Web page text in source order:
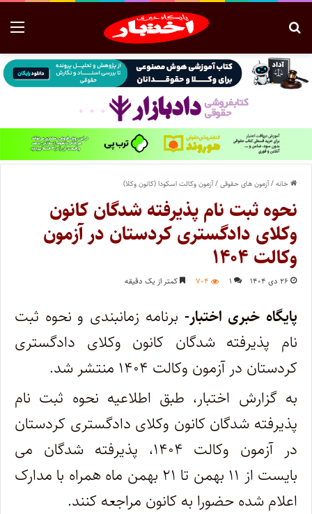
خانه/آزمون های حقوقی/آزمون وکالت اسکودا (کانون وکلا)
نحوه ثبت نام پذیرفته شدگان کانون
وکلای دادگستری کردستان در آزمون
وکالت ۱۴۰۴
۲۶ دی ۱۴۰۴ ۱ ۷۰۴ کمتر از یک دقیقه
پایگاه خبری اختبار- برنامه زمانبندی و نحوه ثبت
نام پذیرفته شدگان کانون وکلای دادگستری
کردستان در آزمون وکالت ۱۴۰۴ منتشر شد.
به گزارش اختبار، طبق اطلاعیه نحوه ثبت نام
پذیرفته شدگان کانون وکلای دادگستری کردستان
در آزمون وکالت ۱۴۰۴، پذیرفته شدگان می
بایست از ۱۱ بهمن تا ۲۱ بهمن ماه همراه با مدارک
اعلام شده حضورا به کانون مراجعه کنند.